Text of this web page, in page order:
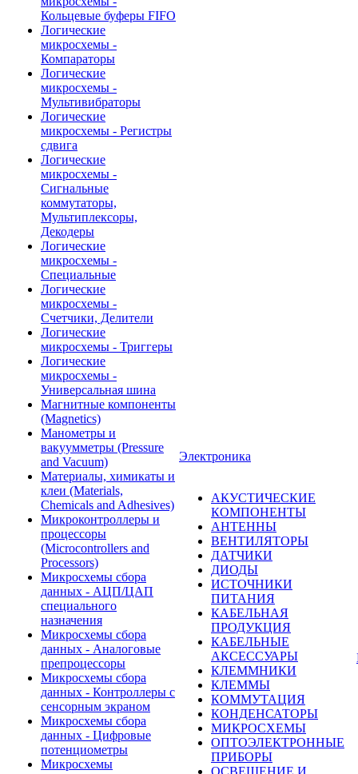
Кольцевые буферы FIFO
Логические
микросхемы -
Компараторы
Логические
микросхемы -
Мультивибраторы
Логические
микросхемы - Регистры
сдвига
Логические
микросхемы -
Сигнальные
коммутаторы,
Мультиплексоры,
Декодеры
Логические
микросхемы -
Специальные
Логические
микросхемы -
Счетчики, Делители
Логические
микросхемы - Триггеры
Логические
микросхемы -
Универсальная шина
Магнитные компоненты
(Magnetics)
Манометры и
вакуумметры (Pressure
and Vacuum)
Материалы, химикаты и
клеи (Materials,
Chemicals and Adhesives)
Микроконтроллеры и
процессоры
(Microcontrollers and
Processors)
Микросхемы сбора
данных - АЦП/ЦАП
специального
назначения
Микросхемы сбора
данных - Аналоговые
препроцессоры
Микросхемы сбора
данных - Контроллеры с
сенсорным экраном
Микросхемы сбора
данных - Цифровые
потенциометры
Микросхемы
Электроника
АКУСТИЧЕСКИЕ
КОМПОНЕНТЫ
АНТЕННЫ
ВЕНТИЛЯТОРЫ
ДАТЧИКИ
ДИОДЫ
ИСТОЧНИКИ
ПИТАНИЯ
КАБЕЛЬНАЯ
ПРОДУКЦИЯ
КАБЕЛЬНЫЕ
АКСЕССУАРЫ
КЛЕММНИКИ
КЛЕММЫ
КОММУТАЦИЯ
КОНДЕНСАТОРЫ
МИКРОСХЕМЫ
ОПТОЭЛЕКТРОННЫЕ
ПРИБОРЫ
ОСВЕЩЕНИЕ И